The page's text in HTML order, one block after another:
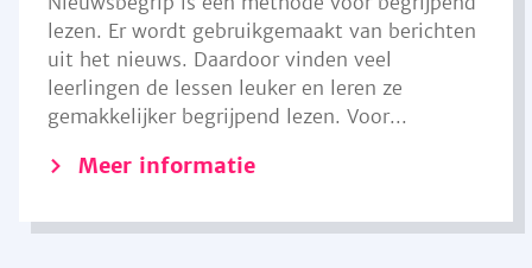
lezen. Er wordt gebruikgemaakt van berichten
uit het nieuws. Daardoor vinden veel
leerlingen de lessen leuker en leren ze
gemakkelijker begrijpend lezen. Voor...
Meer informatie